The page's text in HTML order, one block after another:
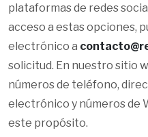
plataformas de redes
acceso a estas opciones,
electrónico a
solicitud. En nuestro sitio
números de teléfono,
electrónico y números de
este propósito.